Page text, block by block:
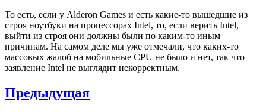
То есть, если у Alderon Games и есть какие-то вышедшие из
строя ноутбуки на процессорах Intel, то, если верить Intel,
выйти из строя они должны были по каким-то иным
причинам. На самом деле мы уже отмечали, что каких-то
массовых жалоб на мобильные CPU не было и нет, так что
заявление Intel не выглядит некорректным.
Навигация
Предыдущая